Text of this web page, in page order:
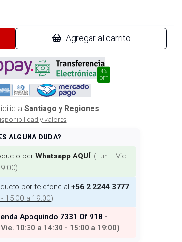
Agregar al carrito
4%
OFF
a Santiago y Regiones
y valores
ALGUNA DUDA?
por Whatsapp AQUÍ (Lun. - Vie.
)
por teléfono al +56 2 2244 3777
15:00 a 19:00)
Apoquindo 7331 Of 918 -
10:30 a 14:30 - 15:00 a 19:00)